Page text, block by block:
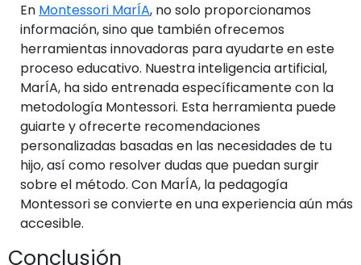
En Montessori MarÍA, no solo proporcionamos
información, sino que también ofrecemos
herramientas innovadoras para ayudarte en este
proceso educativo. Nuestra inteligencia artificial,
MarÍA, ha sido entrenada específicamente con la
metodología Montessori. Esta herramienta puede
guiarte y ofrecerte recomendaciones
personalizadas basadas en las necesidades de tu
hijo, así como resolver dudas que puedan surgir
sobre el método. Con MarÍA, la pedagogía
Montessori se convierte en una experiencia aún más
accesible.
Conclusión